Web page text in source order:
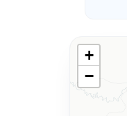
+
−